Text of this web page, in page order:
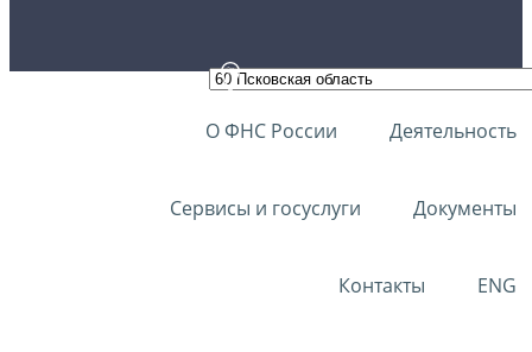
О ФНС России Деятельность
Сервисы и госуслуги Документы
Контакты ENG